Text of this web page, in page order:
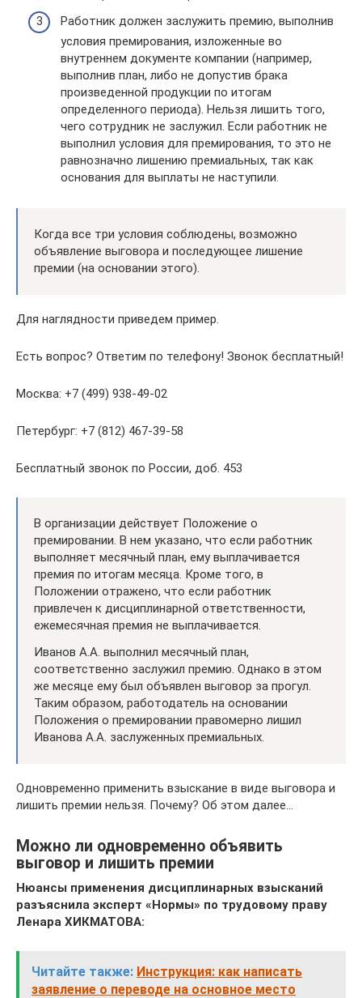
Работник должен заслужить премию, выполнив
условия премирования, изложенные во
внутреннем документе компании (например,
выполнив план, либо не допустив брака
произведенной продукции по итогам
определенного периода). Нельзя лишить того,
чего сотрудник не заслужил. Если работник не
выполнил условия для премирования, то это не
равнозначно лишению премиальных, так как
основания для выплаты не наступили.
Когда все три условия соблюдены, возможно
объявление выговора и последующее лишение
премии (на основании этого).
Для наглядности приведем пример.
Есть вопрос? Ответим по телефону! Звонок бесплатный!
Москва: +7 (499) 938-49-02
Петербург: +7 (812) 467-39-58
Бесплатный звонок по России, доб. 453
В организации действует Положение о
премировании. В нем указано, что если работник
выполняет месячный план, ему выплачивается
премия по итогам месяца. Кроме того, в
Положении отражено, что если работник
привлечен к дисциплинарной ответственности,
ежемесячная премия не выплачивается.
Иванов А.А. выполнил месячный план,
соответственно заслужил премию. Однако в этом
же месяце ему был объявлен выговор за прогул.
Таким образом, работодатель на основании
Положения о премировании правомерно лишил
Иванова А.А. заслуженных премиальных.
Одновременно применить взыскание в виде выговора и
лишить премии нельзя. Почему? Об этом далее…
Можно ли одновременно объявить
выговор и лишить премии
Нюансы применения дисциплинарных взысканий
разъяснила эксперт «Нормы» по трудовому праву
Ленара ХИКМАТОВА:
Читайте также: Инструкция: как написать
заявление о переводе на основное место